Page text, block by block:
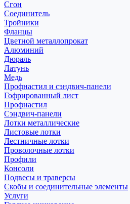
Сгон
Соединитель
Тройники
Фланцы
Цветной металлопрокат
Алюминий
Дюраль
Латунь
Медь
Профнастил и сэндвич-панели
Гофрированный лист
Профнастил
Сэндвич-панели
Лотки металлические
Листовые лотки
Лестничные лотки
Проволочные лотки
Профили
Консоли
Подвесы и траверсы
Скобы и соединительные элементы
Услуги